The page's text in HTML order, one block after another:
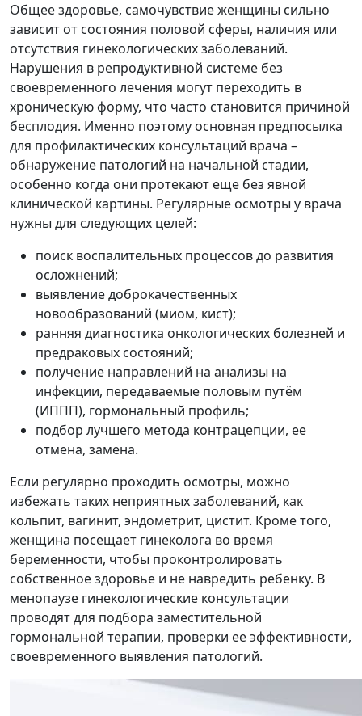
Общее здоровье, самочувствие женщины сильно
зависит от состояния половой сферы, наличия или
отсутствия гинекологических заболеваний.
Нарушения в репродуктивной системе без
своевременного лечения могут переходить в
хроническую форму, что часто становится причиной
бесплодия. Именно поэтому основная предпосылка
для профилактических консультаций врача –
обнаружение патологий на начальной стадии,
особенно когда они протекают еще без явной
клинической картины. Регулярные осмотры у врача
нужны для следующих целей:
поиск воспалительных процессов до развития
осложнений;
выявление доброкачественных
новообразований (миом, кист);
ранняя диагностика онкологических болезней и
предраковых состояний;
получение направлений на анализы на
инфекции, передаваемые половым путём
(ИППП), гормональный профиль;
подбор лучшего метода контрацепции, ее
отмена, замена.
Если регулярно проходить осмотры, можно
избежать таких неприятных заболеваний, как
кольпит, вагинит, эндометрит, цистит. Кроме того,
женщина посещает гинеколога во время
беременности, чтобы проконтролировать
собственное здоровье и не навредить ребенку. В
менопаузе гинекологические консультации
проводят для подбора заместительной
гормональной терапии, проверки ее эффективности,
своевременного выявления патологий.